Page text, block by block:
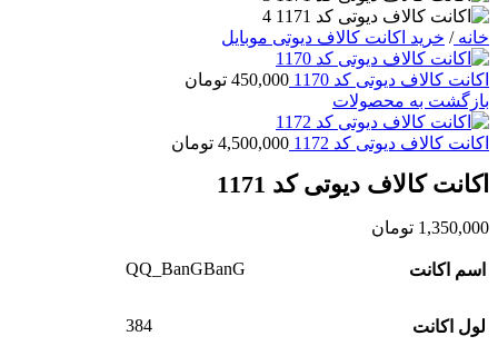
خانه/ خرید اکانت کالاف دیوتی موبایل
اکانت کالاف دیوتی کد 1170 450,000 تومان
بازگشت به محصولات
اکانت کالاف دیوتی کد 1172 4,500,000 تومان
اکانت کالاف دیوتی کد 1171
1,350,000 تومان
اسم اکانت QQ_BanGBanG
لول اکانت 384